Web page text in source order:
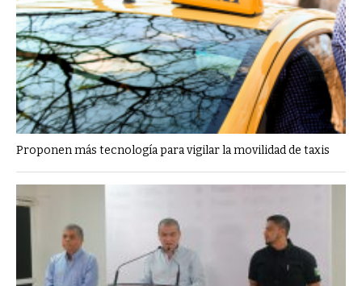
Proponen más tecnología para vigilar la movilidad de taxis